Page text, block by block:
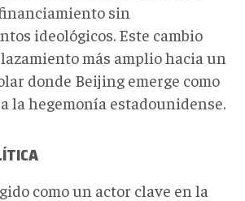
sin
ideológicos. Este cambio
más amplio hacia un
donde Beijing emerge como
la hegemonía estadounidense.
como un actor clave en la